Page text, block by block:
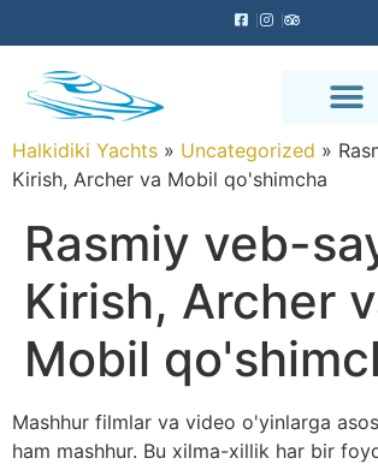
Halkidiki Yachts » Uncategorized »
Kirish, Archer va Mobil qo'shimcha
Rasmiy veb-
Kirish, Archer
Mobil
Mashhur filmlar va video o'yinlarga
ham mashhur. Bu xilma-xillik har bir